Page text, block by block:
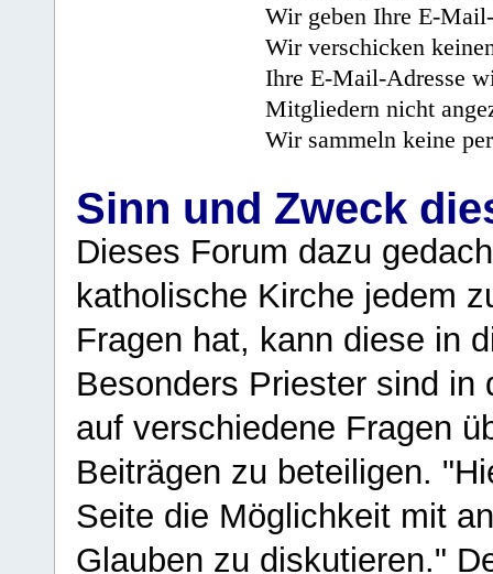
Wir geben Ihre E-
Wir verschicken
Ihre E-Mail-Adresse
Mitgliedern nicht
Wir sammeln keine
Sinn und Zweck
Dieses Forum dazu
katholische Kirche jedem
Fragen hat, kann diese in
Besonders Priester sind in
auf verschiedene Fragen
Beiträgen zu beteiligen.
Seite die Möglichkeit mit
Glauben zu diskutieren."